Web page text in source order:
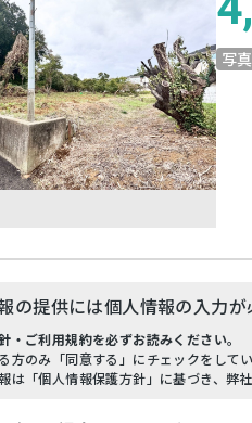
写
の提供には個人情報の入力
ご利用規約を必ずお読みください。
方のみ「同意する」にチェックをして
は「個人情報保護方針」に基づき、弊